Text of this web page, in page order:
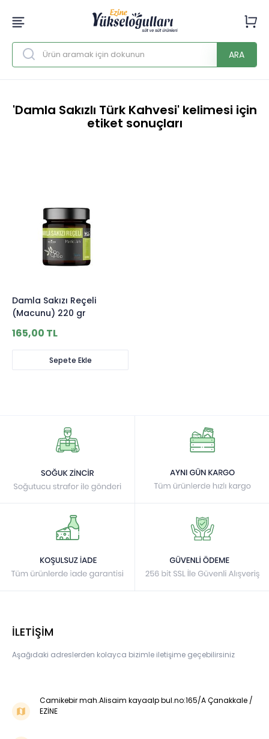
ARA
'Damla Sakızlı Türk Kahvesi' kelimesi için
etiket sonuçları
Damla Sakızı Reçeli
(Macunu) 220 gr
165,00 TL
Sepete Ekle
İLETİŞİM
Aşağıdaki adreslerden kolayca bizimle iletişime geçebilirsiniz
Camikebir mah.Alisaim kayaalp bul.no:165/A Çanakkale /
EZİNE